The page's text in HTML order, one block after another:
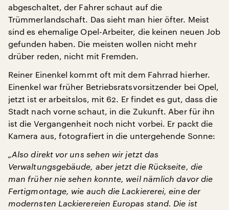
abgeschaltet, der Fahrer schaut auf die
Trümmerlandschaft. Das sieht man hier öfter. Meist
sind es ehemalige Opel-Arbeiter, die keinen neuen Job
gefunden haben. Die meisten wollen nicht mehr
drüber reden, nicht mit Fremden.
Reiner Einenkel kommt oft mit dem Fahrrad hierher.
Einenkel war früher Betriebsratsvorsitzender bei Opel,
jetzt ist er arbeitslos, mit 62. Er findet es gut, dass die
Stadt nach vorne schaut, in die Zukunft. Aber für ihn
ist die Vergangenheit noch nicht vorbei. Er packt die
Kamera aus, fotografiert in die untergehende Sonne:
„Also direkt vor uns sehen wir jetzt das
Verwaltungsgebäude, aber jetzt die Rückseite, die
man früher nie sehen konnte, weil nämlich davor die
Fertigmontage, wie auch die Lackiererei, eine der
modernsten Lackierereien Europas stand. Die ist